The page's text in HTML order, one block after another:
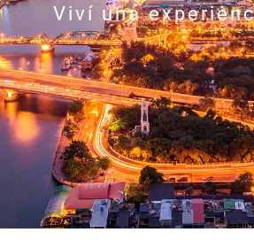
Viví una